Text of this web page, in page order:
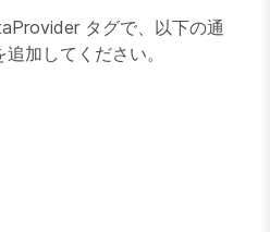
タグで、以下の通
加してください。